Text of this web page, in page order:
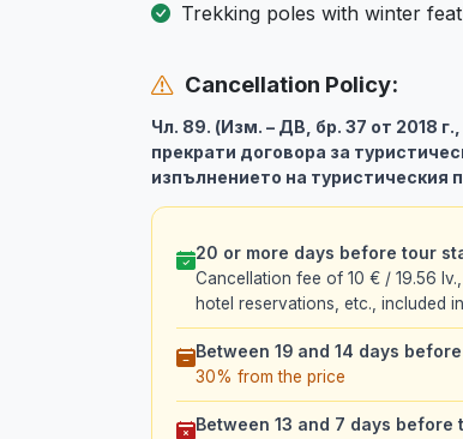
Trekking poles with winter
Cancellation Policy:
Чл. 89. (Изм. – ДВ, бр. 37 от 2018
прекрати договора за
изпълнението на туристическия
20 or more days before tour
Cancellation fee of 10 € / 19.56
hotel reservations, etc., included
Between 19 and 14 days
30% from the price
Between 13 and 7 days before